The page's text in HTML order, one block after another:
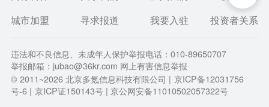
城市加盟
寻求报道 我要入驻 投资者关系
违法和不良信息、未成年人保护举报电话：010-89650707
举报邮箱：jubao@36kr.com 网上有害信息举报
© 2011~2026北京多氪信息科技有限公司 | 京ICP备12031756
号-6 | 京ICP证150143号 | 京公网安备11010502057322号